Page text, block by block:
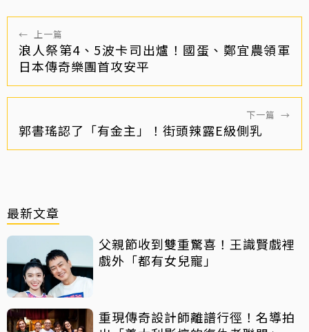
← 上一篇
浪人祭第4、5波卡司出爐！國蛋、鄭宜農領軍
日本傳奇樂團首攻安平
下一篇 →
郭書瑤認了「有金主」！街頭辣露E級側乳
最新文章
父親節收到雙重驚喜！王識賢戲裡
戲外「都有女兒寵」
重現傳奇設計師離譜行徑！名導拍